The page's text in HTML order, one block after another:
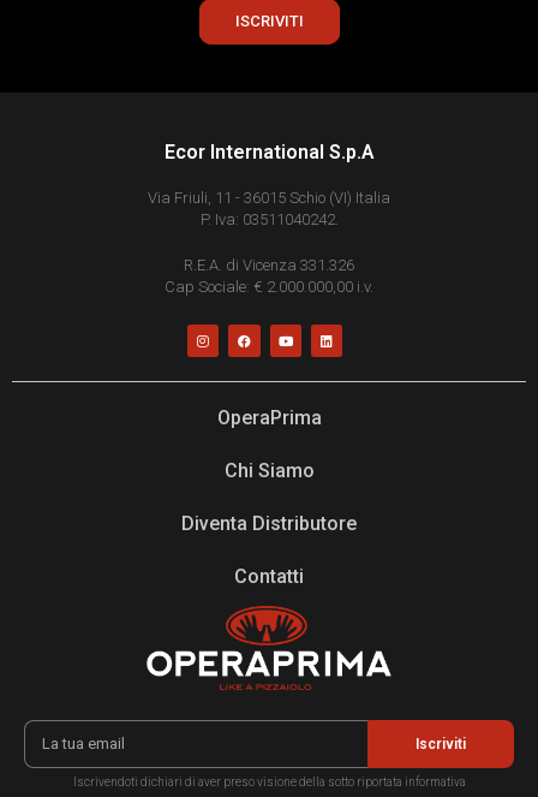
ISCRIVITI
Ecor International S.p.A
Via Friuli, 11 - 36015 Schio (VI) Italia
P. Iva: 03511040242.
R.E.A. di Vicenza 331.326
Cap Sociale: € 2.000.000,00 i.v.
OperaPrima
Chi Siamo
Diventa Distributore
Contatti
Iscriviti
Iscrivendoti dichiari di aver preso visione della sotto riportata informativa